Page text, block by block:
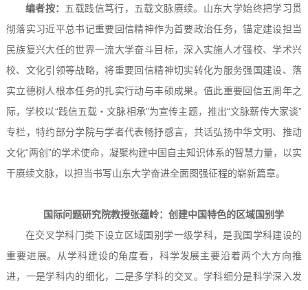
编者按： 五载践信笃行，五载文脉赓续。山东大学始终把学习贯
彻落实习近平总书记重要回信精神作为首要政治任务，锚定建设担当
民族复兴大任的世界一流大学奋斗目标，深入实施人才强校、学术兴
校、文化引领等战略，将重要回信精神切实转化为服务强国建设、落
实立德树人根本任务的扎实行动与丰硕成果。值此重要回信五周年之
际，学校以“践信五载・文脉相承”为宣传主题，推出“文脉薪传大家谈”
专栏，特约部分学院与学者代表畅抒感言，共话弘扬中华文明、推动
文化“两创”的学术使命，凝聚构建中国自主知识体系的智慧力量，以实
干赓续文脉，以担当书写山东大学奋进全面图强征程的崭新篇章。
国际问题研究院教授张蕴岭：创建中国特色的区域国别学
在交叉学科门类下设立区域国别学一级学科，是我国学科建设的
重要进展。从学科建设的角度看，科学发展主要沿着两个大方向推
进，一是学科内的细化，二是多学科的交叉。学科细分是科学深入发